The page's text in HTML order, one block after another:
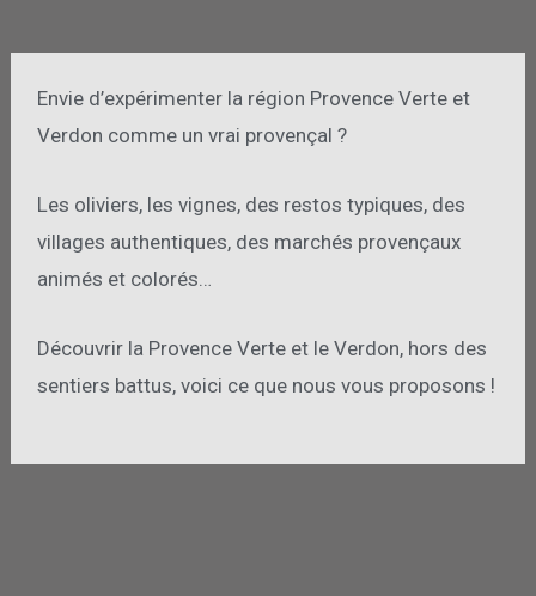
Envie d’expérimenter la région Provence Verte et
Verdon comme un vrai provençal ?
Les oliviers, les vignes, des restos typiques, des
villages authentiques, des marchés provençaux
animés et colorés…
Découvrir la Provence Verte et le Verdon, hors des
sentiers battus, voici ce que nous vous proposons !